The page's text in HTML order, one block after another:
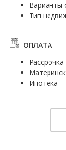
Варианты
Тип
ОПЛАТА
Рассрочка
Ипотека